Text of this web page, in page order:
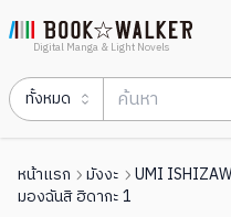
Digital Manga & Light Novels
ทั้งหมด
หน้าแรก มังงะ UMI
มองฉันสิ ฮิดากะ 1